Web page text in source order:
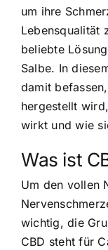
um ihre
Lebensqualität
beliebte
Salbe. In
damit
hergestellt
wirkt und wie
Was ist
Um den vollen
wichtig, die
CBD steht für